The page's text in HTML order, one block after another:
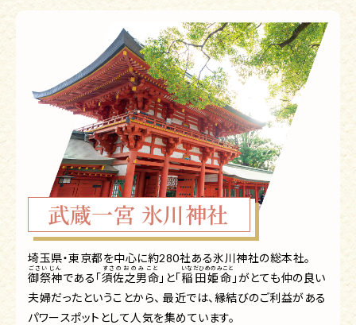
グリル野菜のトマトソースフォ
カッチャ(780円 税込)▲
▼カフェラテ(600円 税込)
武蔵一宮 氷川神社
埼玉県・東京都を中心に約280社ある氷川神社の総本社。
御祭神
ごさいじん
である「須佐之男命
すさのおのみこと
」と「稲田姫命
いなだひめのみこと
」がとても仲の良い
夫婦だったということから、 最近では、縁結びのご利益がある
パワースポットとして人気を集めています。